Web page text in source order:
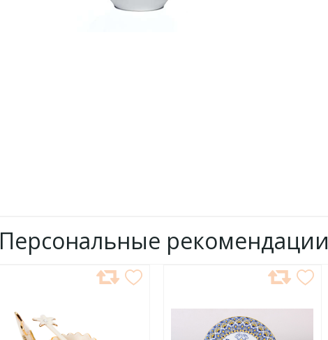
Персональные рекомендации
ИЗБРАННОЕ